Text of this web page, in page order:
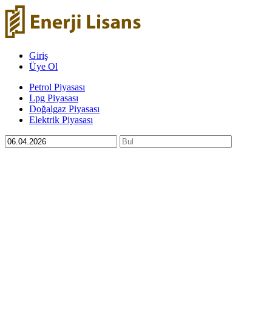
Giriş
Üye Ol
Petrol Piyasası
Lpg Piyasası
Doğalgaz Piyasası
Elektrik Piyasası